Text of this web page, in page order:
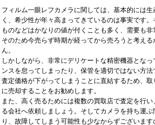
フィルム一眼レフカメラに関しては、基本的には
く、希少性が年々高まってきているのは事実です
ものなどはかなりの値が付くことも多く、需要も非
そのため今売らず時期が経ってから売ろうと考え
ん。
しかしながら、非常にデリケートな精密機器とな
ンスを怠ってしまったり、保管を適切ではない方
査定価格が下がってしまうことに直結するため、
に売却することをお勧めします。
また、高く売るためには複数の買取店で査定を行
る会社へ依頼しましょう。そしてカメラを持ち運
り、故障してしまう可能性も少なからずございま